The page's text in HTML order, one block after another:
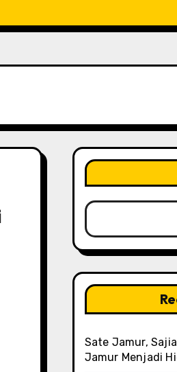
Sate Jamur,
Jamur Menjadi